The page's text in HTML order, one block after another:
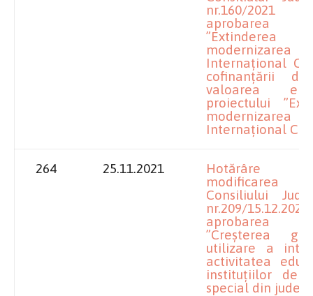
nr.160/
aprobarea
modernizarea
Internațional
cofinanțării
valoarea
proiectului
modernizarea
Internațional
264 25.11.2021
Hotărâre
modificarea
Consiliului
nr.209/
aprobarea
”Creșterea
utilizare a
activitatea
instituțiilor de
special din